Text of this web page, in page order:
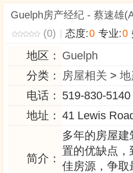
Guelph房产经纪 - 蔡速雄
(0)
态度:0 专业:0
地区： Guelph
分类： 房屋相关 >
电话： 519-830-5140
地址： 41 Lewis
简介：
多年的房屋
置的优缺点
佳房源，争